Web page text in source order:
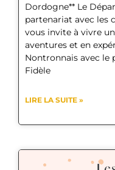
Dordogne** Le
partenariat avec les
vous invite à vivre
aventures et en
Nontronnais avec le
Fidèle
LIRE LA SUITE »